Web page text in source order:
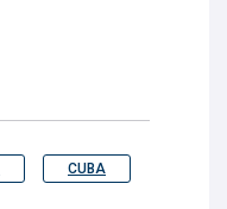
CUBA